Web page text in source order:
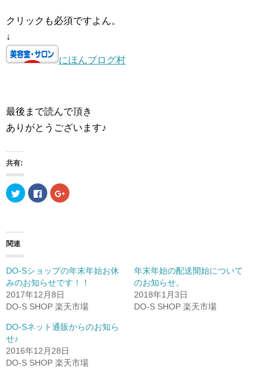
クリックも必須ですよん。
↓
にほんブログ村
最後まで読んで頂き
ありがとうございます♪
共有:
ク
リ
T
t
e
r
で
共
有
(
新
い
ン
ド
ウ
F
a
す
る
に
は
ク
リ
ッ
し
て
だ
さ
い
ク
リ
e
+
で
(
新
い
ウ
ン
ド
ウ
で
関連
DO-Sショップの年末年始お休
みのお知らせです！！
2017年12月8日
DO-S SHOP 楽天市場
年末年始の配送開始について
のお知らせ。
2018年1月3日
DO-S SHOP 楽天市場
DO-Sネット通販からのお知ら
せ♪
2016年12月28日
DO-S SHOP 楽天市場